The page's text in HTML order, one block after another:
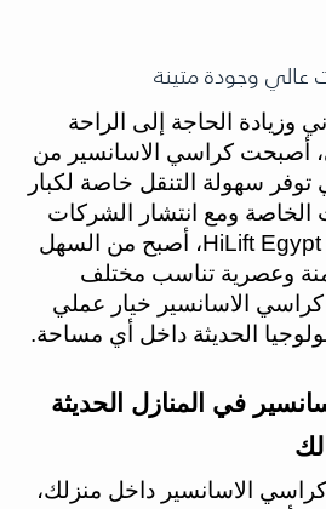
عالي وجودة متينة
وزيادة الحاجة إلى الراحة
أصبحت كراسي الاسانسير من
توفر سهولة التنقل خاصة لكبار
الخاصة ومع انتشار الشركات
المتخصصة مثل شركة HiLift Egypt، أصبح من السهل
وعصرية تناسب مختلف
كراسي الاسانسير خيار عملي
الحديثة داخل أي مساحة.
في المنازل الحديثة
الاسانسير داخل منزلك،